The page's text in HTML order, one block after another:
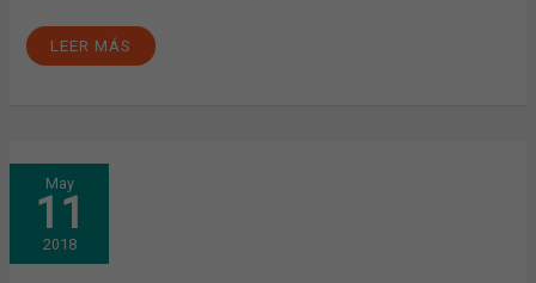
LEER MÁS
May
11
2018
“MUCHOS
CELÍACOS
NO
SÍNTOMAS.
LA
IDENTIFICACIÓN